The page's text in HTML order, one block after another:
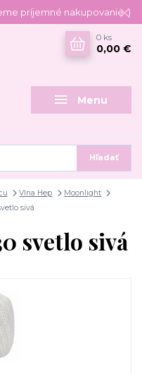
príjemné nakupovanie :)
Menu
Hľadať
0 ks
0,00 €
Vlna Hep
Moonlight
sivá
svetlo sivá